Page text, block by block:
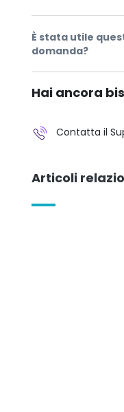
È stata utile
domanda?
Hai ancora
Contatta il
Articoli